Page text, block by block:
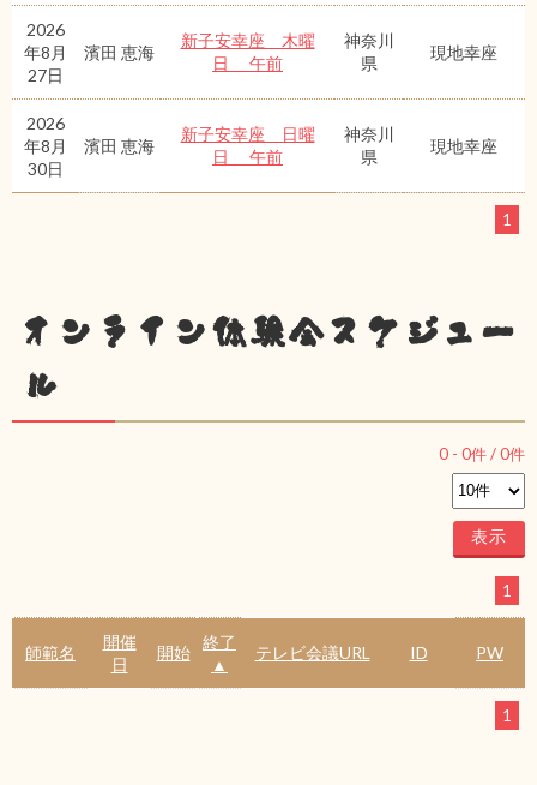
2026
年8月
27日
濱田 恵海
新子安幸座 木曜
日 午前
神奈川
県
現地幸座
2026
年8月
30日
濱田 恵海
新子安幸座 日曜
日 午前
神奈川
県
現地幸座
1
オンライン体験会スケジュー
ル
0 - 0件 /0件
1
師範名
開催
日
開始
終了
▲
テレビ会議URL ID PW
1